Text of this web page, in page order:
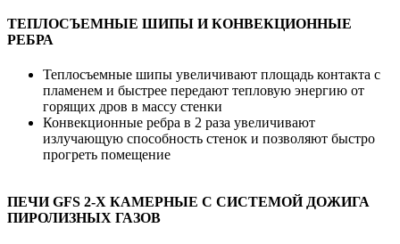
ТЕПЛОСЪЕМНЫЕ ШИПЫ И КОНВЕКЦИОННЫЕ
РЕБРА
Теплосъемные шипы увеличивают площадь контакта с
пламенем и быстрее передают тепловую энергию от
горящих дров в массу стенки
Конвекционные ребра в 2 раза увеличивают
излучающую способность стенок и позволяют быстро
прогреть помещение
ПЕЧИ GFS 2-Х КАМЕРНЫЕ С СИСТЕМОЙ ДОЖИГА
ПИРОЛИЗНЫХ ГАЗОВ